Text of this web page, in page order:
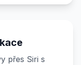
přes Siri s